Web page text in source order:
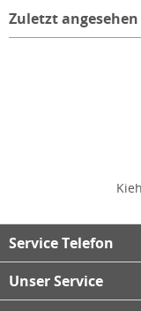
Zuletzt angesehen
Service Telefon
Unser Service